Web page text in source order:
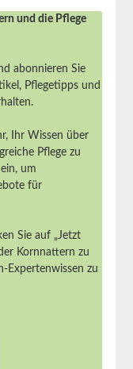
und die Pflege
abonnieren Sie
Pflegetipps und
Ihr Wissen über
Pflege zu
um
für
Sie auf „Jetzt
Kornnattern zu
Expertenwissen zu